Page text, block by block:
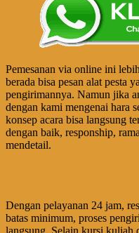
Pemesanan via online ini
berada bisa pesan alat pesta
pengirimannya. Namun jika
dengan kami mengenai hara
konsep acara bisa langsung
dengan baik, responship,
mendetail.
Dengan pelayanan 24 jam,
batas minimum, proses
langsung. Selain kursi kuliah